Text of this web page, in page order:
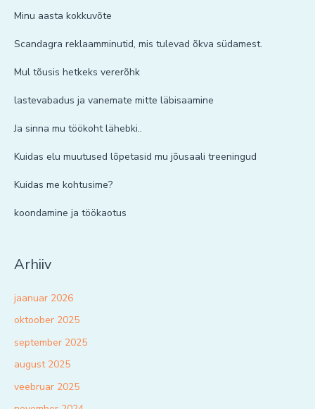
Minu aasta kokkuvõte
Scandagra reklaamminutid, mis tulevad õkva südamest.
Mul tõusis hetkeks vererõhk
lastevabadus ja vanemate mitte läbisaamine
Ja sinna mu töökoht lähebki..
Kuidas elu muutused lõpetasid mu jõusaali treeningud
Kuidas me kohtusime?
koondamine ja töökaotus
Arhiiv
jaanuar 2026
oktoober 2025
september 2025
august 2025
veebruar 2025